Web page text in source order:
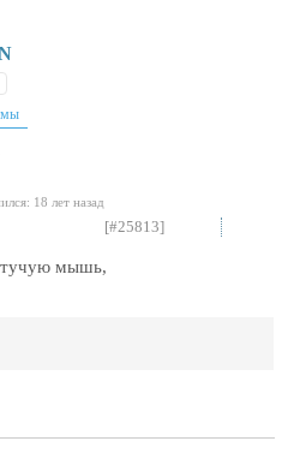
18 лет назад
[#25813]
мышь,